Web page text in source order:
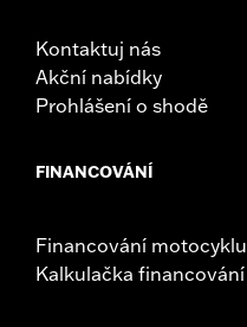
Kontaktuj nás
Akční nabídky
Prohlášení o shodě
FINANCOVÁNÍ
Financování motocyklu
Kalkulačka financování